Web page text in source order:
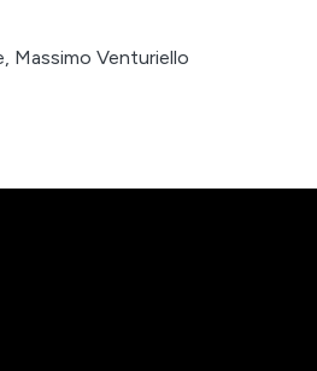
Massimo Venturiello